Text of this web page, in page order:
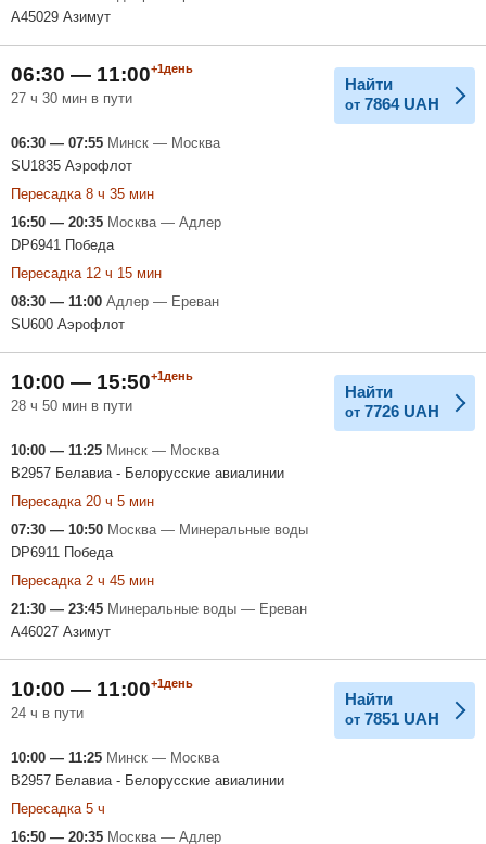
A45029 Азимут
06:30 — 11:00+1день
27 ч 30 мин в пути
Найти
от 7864 UAH
06:30 — 07:55 Минск — Москва
SU1835 Аэрофлот
Пересадка 8 ч 35 мин
16:50 — 20:35 Москва — Адлер
DP6941 Победа
Пересадка 12 ч 15 мин
08:30 — 11:00 Адлер — Ереван
SU600 Аэрофлот
10:00 — 15:50+1день
28 ч 50 мин в пути
Найти
от 7726 UAH
10:00 — 11:25 Минск — Москва
B2957 Белавиа - Белорусские авиалинии
Пересадка 20 ч 5 мин
07:30 — 10:50 Москва — Минеральные воды
DP6911 Победа
Пересадка 2 ч 45 мин
21:30 — 23:45 Минеральные воды — Ереван
A46027 Азимут
10:00 — 11:00+1день
24 ч в пути
Найти
от 7851 UAH
10:00 — 11:25 Минск — Москва
B2957 Белавиа - Белорусские авиалинии
Пересадка 5 ч
16:50 — 20:35 Москва — Адлер